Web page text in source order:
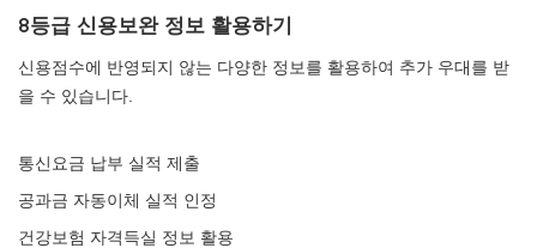
8등급 신용보완 정보 활용하기
신용점수에 반영되지 않는 다양한 정보를 활용하여 추가 우대를 받
을 수 있습니다.
통신요금 납부 실적 제출
공과금 자동이체 실적 인정
건강보험 자격득실 정보 활용